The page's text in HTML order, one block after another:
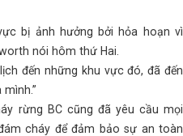
bị ảnh hưởng bởi hỏa hoạn vì
nói hôm thứ Hai.
đến những khu vực đó, đã đến
rừng BC cũng đã yêu cầu mọi
cháy để đảm bảo sự an toàn